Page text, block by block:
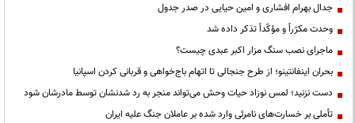
جدال بهرام افشاری و امین حیایی در صدر جدول
وحدت مکرّراً و مؤکّداً تذکر داده شد
ماجرای نصب سنگ مزار اکبر عبدی چیست؟
بحران اینفانتینو؛ از طرح جنجالی تا اتهام باج‌خواهی و قربانی کردن اسپانیا
دست نزنید؛ لمس نوزاد حیات وحش می‌تواند منجر به رد شدنشان توسط مادرشان شود
تأملی بر خسارت‌های نامرئی وارد شده بر عاملان جنگ علیه ایران